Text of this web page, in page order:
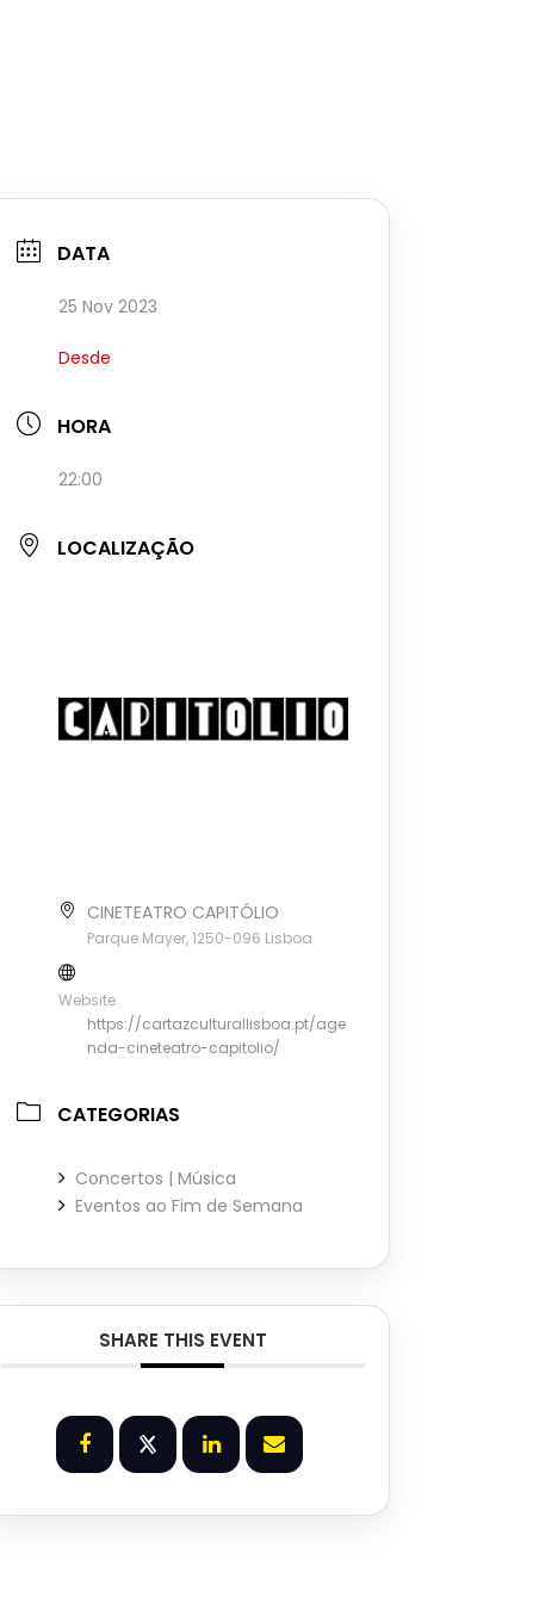
DATA
25 Nov 2023
Desde
HORA
22:00
LOCALIZAÇÃO
CINETEATRO CAPITÓLIO
Parque Mayer, 1250-096 Lisboa
Website
https://cartazculturallisboa.pt/age
nda-cineteatro-capitolio/
CATEGORIAS
Concertos | Música
Eventos ao Fim de Semana
SHARE THIS EVENT